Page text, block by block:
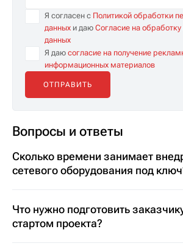
Я согласен с Политикой обработки
данных и даю Согласие на
данных
Я даю согласие на получение
информационных материалов
Вопросы и ответы
Сколько времени занимает
сетевого оборудования под
Что нужно подготовить
стартом проекта?